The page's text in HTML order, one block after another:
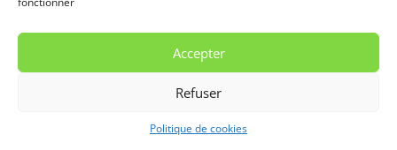
Accepter
Refuser
Politique de cookies
© 2022 Tous droits réservés — Conçu avec ♥ par La Manufacturette